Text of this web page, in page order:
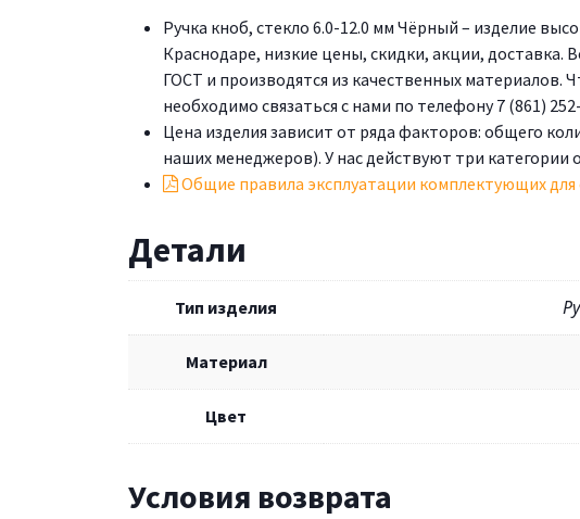
Ручка кноб, стекло 6.0-12.0 мм Чёрный – изделие
Краснодаре, низкие цены, скидки, акции, доставка.
ГОСТ и производятся из качественных материалов.
необходимо связаться с нами по телефону 7 (861)
Цена изделия зависит от ряда факторов: общего
наших менеджеров). У нас действуют три категории
Общие правила эксплуатации комплектующих
Детали
Тип изделия
Материал
Цвет
Условия возврата